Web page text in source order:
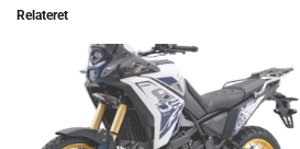
Relateret